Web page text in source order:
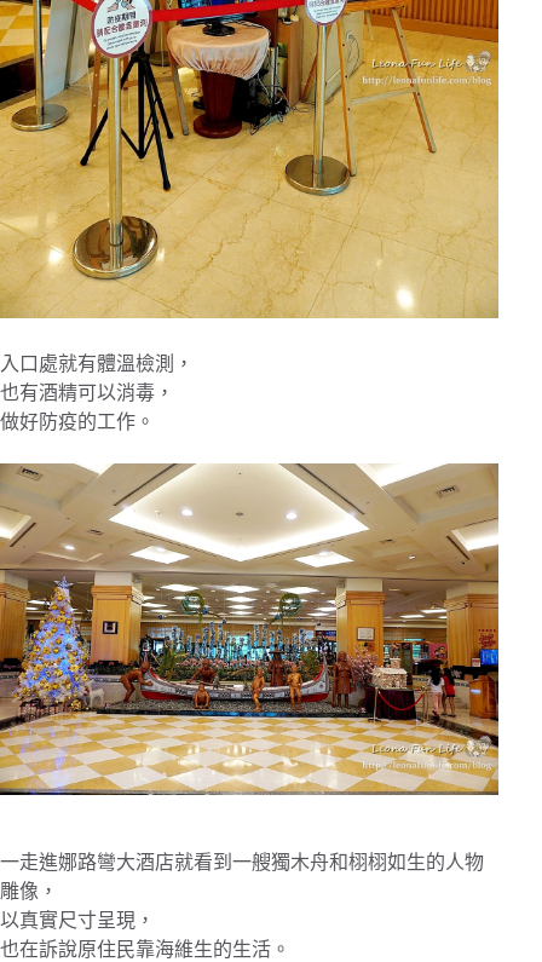
入口處就有體溫檢測，
也有酒精可以消毒，
做好防疫的工作。
一走進娜路彎大酒店就看到一艘獨木舟和栩栩如生的人物
雕像，
以真實尺寸呈現，
也在訴說原住民靠海維生的生活。